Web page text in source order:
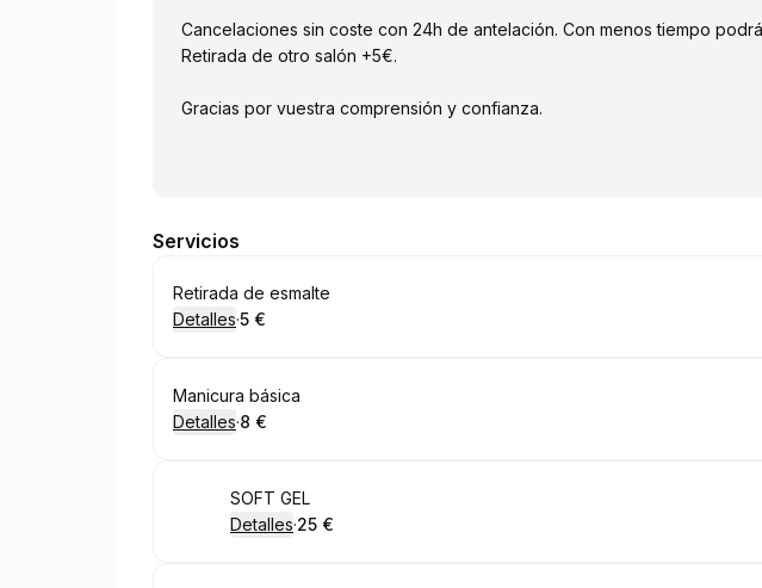
Cancelaciones sin coste con 24h de antelación. Con menos tiempo
Retirada de otro salón +5€.
Gracias por vuestra comprensión y confianza.
Servicios
Reservar
Retirada de esmalte
Detalles·
. Precio
5 €
Reservar
Manicura básica
Detalles·
. Precio
8 €
Reservar
SOFT GEL
Detalles·
.Precio
25 €